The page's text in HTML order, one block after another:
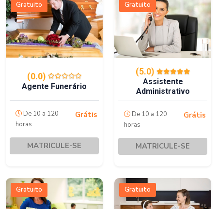
Gratuito
(0.0)
Agente Funerário
De 10 a 120
horas
Grátis
MATRICULE-SE
Gratuito
(5.0)
Assistente
Administrativo
De 10 a 120
horas
Grátis
MATRICULE-SE
Gratuito Gratuito